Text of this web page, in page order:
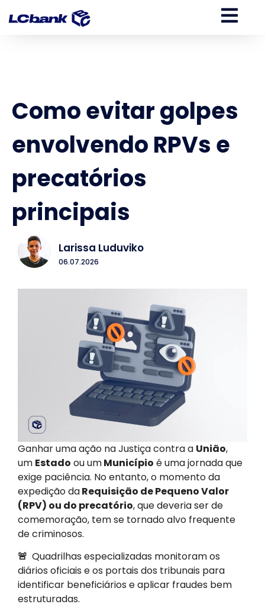
Como evitar golpes
envolvendo RPVs e
precatórios
principais
Larissa Luduviko
06.07.2026
Ganhar uma ação na Justiça contra a União,
um Estado ou umMunicípio é uma jornada que
exige paciência. No entanto, o momento da
expedição daRequisição de Pequeno Valor
(RPV) ou do precatório, que deveria ser de
comemoração, tem se tornado alvo frequente
de criminosos.
🚨 Quadrilhas especializadas monitoram os
diários oficiais e os portais dos tribunais para
identificar beneficiários e aplicar fraudes bem
estruturadas.